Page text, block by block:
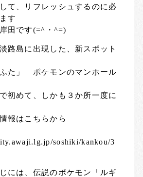
て、リフレッシュするのに必
す
田です(=^・^=)
路島に出現した、新スポット
た」 ポケモンのマンホール
初めて、しかも３か所一度に
報はこちらから
soshiki/kankou/3
には、伝説のポケモン「ルギ